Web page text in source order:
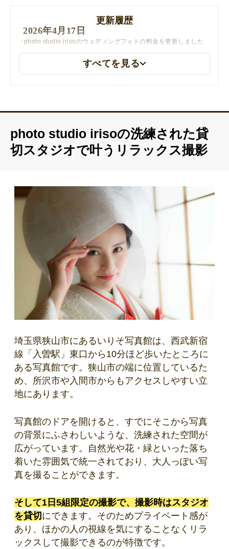
更新履歴
2026年4月17日
photo studio irisoのウェディングフォトの料金を更新しました
すべてを見る
photo studio irisoの洗練された貸
切スタジオで叶うリラックス撮影
埼玉県狭山市にあるいりそ写真館は、西武新宿
線「入曽駅」東口から10分ほど歩いたところに
ある写真館です。狭山市の端に位置しているた
め、所沢市や入間市からもアクセスしやすい立
地にあります。
写真館のドアを開けると、すでにそこから写真
の背景にふさわしいような、洗練された空間が
広がっています。自然光や花・緑といった落ち
着いた雰囲気で統一されており、大人っぽい写
真を撮ることができます。
そして1日5組限定の撮影で、撮影時はスタジオ
を貸切にできます。そのためプライベート感が
あり、ほかの人の視線を気にすることなくリラ
ックスして撮影できるのが特徴です。